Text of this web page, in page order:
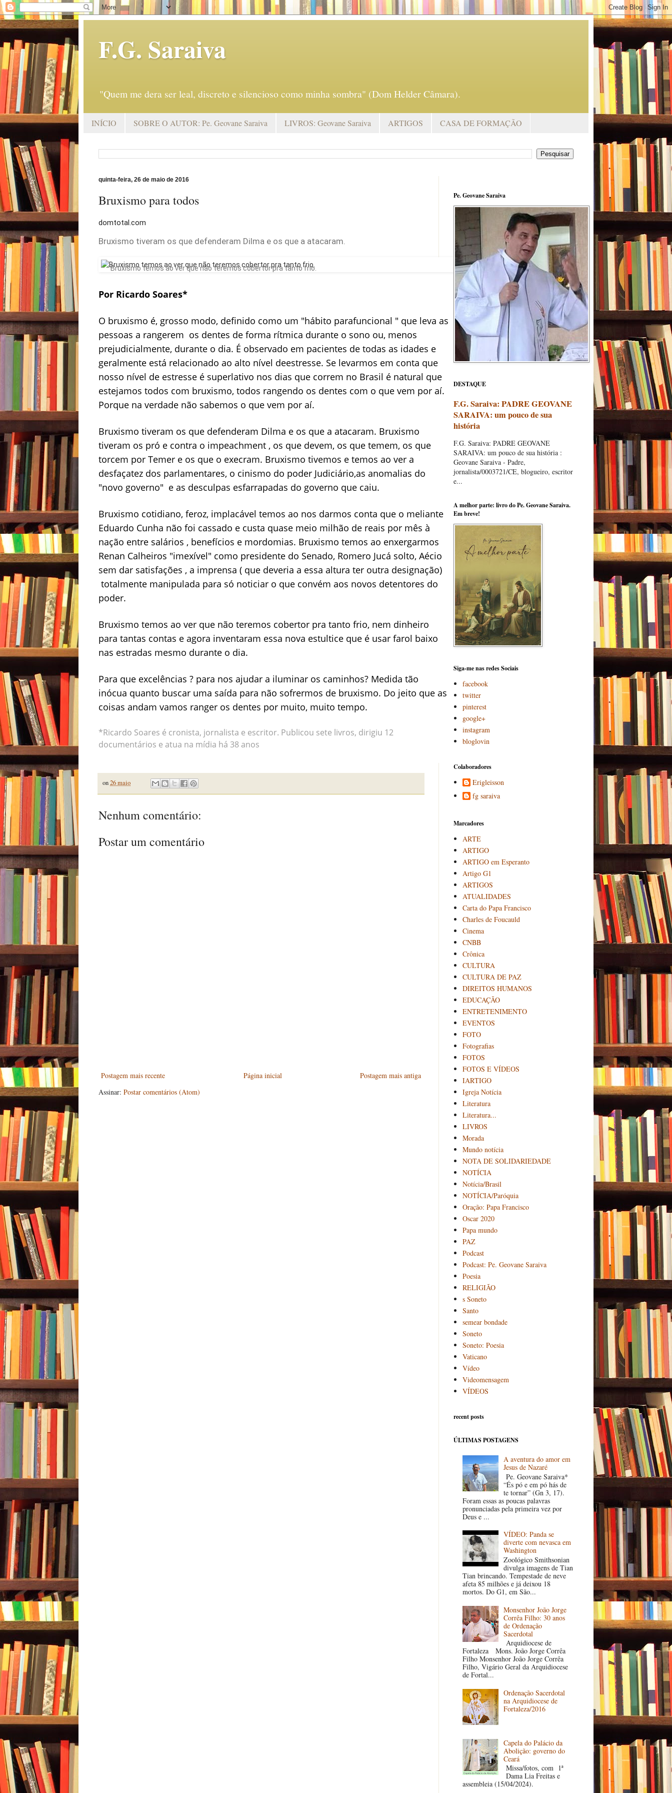
F.G. Saraiva
"Quem me dera ser leal, discreto e silencioso como minha sombra" (Dom Helder Câmara).
INÍCIO SOBRE O AUTOR: Pe. Geovane Saraiva LIVROS: Geovane Saraiva ARTIGOS CASA DE FORMAÇÃO
quinta-feira, 26 de maio de 2016
Bruxismo para todos
domtotal.com
Bruxismo tiveram os que defenderam Dilma e os que a atacaram.
Bruxismo temos ao ver que não teremos cobertor pra tanto frio.
Por Ricardo Soares*
O bruxismo é, grosso modo, definido como um "hábito parafuncional " que leva as
pessoas a rangerem os dentes de forma rítmica durante o sono ou, menos
prejudicialmente, durante o dia. É observado em pacientes de todas as idades e
geralmente está relacionado ao alto nível deestresse. Se levarmos em conta que
nosso nível de estresse é superlativo nos dias que correm no Brasil é natural que
estejamos todos com bruxismo, todos rangendo os dentes com o que vem por aí.
Porque na verdade não sabemos o que vem por aí.
Bruxismo tiveram os que defenderam Dilma e os que a atacaram. Bruxismo
tiveram os pró e contra o impeachment , os que devem, os que temem, os que
torcem por Temer e os que o execram. Bruxismo tivemos e temos ao ver a
desfaçatez dos parlamentares, o cinismo do poder Judiciário,as anomalias do
"novo governo" e as desculpas esfarrapadas do governo que caiu.
Bruxismo cotidiano, feroz, implacável temos ao nos darmos conta que o meliante
Eduardo Cunha não foi cassado e custa quase meio milhão de reais por mês à
nação entre salários , benefícios e mordomias. Bruxismo temos ao enxergarmos
Renan Calheiros "imexível" como presidente do Senado, Romero Jucá solto, Aécio
sem dar satisfações , a imprensa ( que deveria a essa altura ter outra designação)
totalmente manipulada para só noticiar o que convém aos novos detentores do
poder.
Bruxismo temos ao ver que não teremos cobertor pra tanto frio, nem dinheiro
para tantas contas e agora inventaram essa nova estultice que é usar farol baixo
nas estradas mesmo durante o dia.
Para que excelências ? para nos ajudar a iluminar os caminhos? Medida tão
inócua quanto buscar uma saída para não sofrermos de bruxismo. Do jeito que as
coisas andam vamos ranger os dentes por muito, muito tempo.
*Ricardo Soares é cronista, jornalista e escritor. Publicou sete livros, dirigiu 12
documentários e atua na mídia há 38 anos
on26 maio
Nenhum comentário:
Postar um comentário
Postagem mais recente Postagem mais antiga
Página inicial
Assinar: Postar comentários (Atom)
Pe. Geovane Saraiva
DESTAQUE
F.G. Saraiva: PADRE GEOVANE
SARAIVA: um pouco de sua
história
F.G. Saraiva: PADRE GEOVANE
SARAIVA: um pouco de sua história :
Geovane Saraiva - Padre,
jornalista/0003721/CE, blogueiro, escritor
e...
A melhor parte: livro do Pe. Geovane Saraiva.
Em breve!
Siga-me nas redes Sociais
facebook
twitter
pinterest
google+
instagram
bloglovin
Colaboradores
Erigleisson
fg saraiva
Marcadores
ARTE
ARTIGO
ARTIGO em Esperanto
Artigo G1
ARTIGOS
ATUALIDADES
Carta do Papa Francisco
Charles de Foucauld
Cinema
CNBB
Crônica
CULTURA
CULTURA DE PAZ
DIREITOS HUMANOS
EDUCAÇÃO
ENTRETENIMENTO
EVENTOS
FOTO
Fotografias
FOTOS
FOTOS E VÍDEOS
IARTIGO
Igreja Notícia
Literatura
Literatura...
LIVROS
Morada
Mundo notícia
NOTA DE SOLIDARIEDADE
NOTÍCIA
Notícia/Brasil
NOTÍCIA/Paróquia
Oração: Papa Francisco
Oscar 2020
Papa mundo
PAZ
Podcast
Podcast: Pe. Geovane Saraiva
Poesia
RELIGIÃO
s Soneto
Santo
semear bondade
Soneto
Soneto: Poesia
Vaticano
Vídeo
Videomensagem
VÍDEOS
recent posts
ÚLTIMAS POSTAGENS
A aventura do amor em
Jesus de Nazaré
Pe. Geovane Saraiva*
“És pó e em pó hás de
te tornar” (Gn 3, 17).
Foram essas as poucas palavras
pronunciadas pela primeira vez por
Deus e ...
VÍDEO: Panda se
diverte com nevasca em
Washington
Zoológico Smithsonian
divulga imagens de Tian
Tian brincando. Tempestade de neve
afeta 85 milhões e já deixou 18
mortos. Do G1, em São...
Monsenhor João Jorge
Corrêa Filho: 30 anos
de Ordenação
Sacerdotal
Arquidiocese de
Fortaleza Mons. João Jorge Corrêa
Filho Monsenhor João Jorge Corrêa
Filho, Vigário Geral da Arquidiocese
de Fortal...
Ordenação Sacerdotal
na Arquidiocese de
Fortaleza/2016
Capela do Palácio da
Abolição: governo do
Ceará
Missa/fotos, com 1ª
Dama Lia Freitas e
assembleia (15/04/2024).